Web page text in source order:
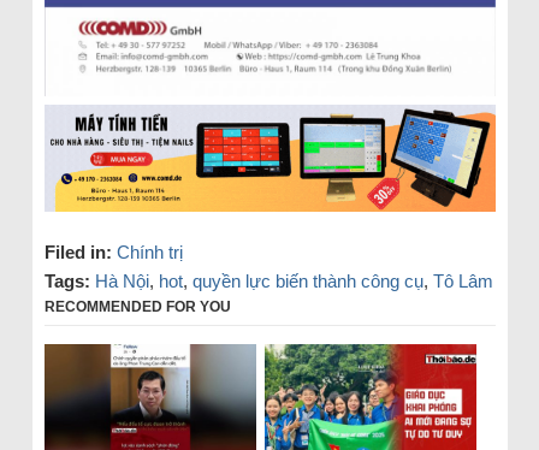
Filed in: Chính trị
Tags: Hà Nội, hot, quyền lực biến thành công cụ, Tô Lâm
RECOMMENDED FOR YOU